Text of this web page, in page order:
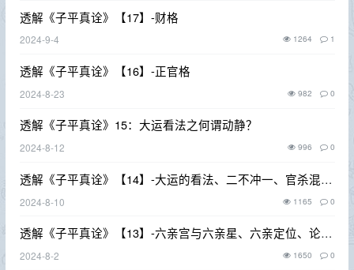
透解《子平真诠》【17】-财格
2024-9-4 1264 1
透解《子平真诠》【16】-正官格
2024-8-23 982 0
透解《子平真诠》15：大运看法之何谓动静？
2024-8-12 996 0
透解《子平真诠》【14】-大运的看法、二不冲一、官杀混杂
等
2024-8-10 1165 0
透解《子平真诠》【13】-六亲宫与六亲星、六亲定位、论妻
与子
2024-8-2 1650 0